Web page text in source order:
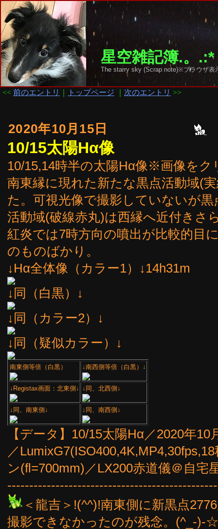
星空雑記簿.。
The starry sky (Scrap note)※ブラウザ
<< 前のエントリ トップページ 次のエントリ >>
2020年10月15日
10/15太陽Hα像
10/15,14時半の太陽Hα像※画像を
南東縁に現れた新たな黒点活動域(
た。可視光像で撮影していないが
活動域(破線赤丸)は西縁へ近付きさ
紅炎では7時方向の噴出が比較的目
のものばかり。
↓Hα全体像（カラー1）↓14h31m
↓同（白黒）↓
↓同（カラー2）↓
↓同（疑似カラー）↓
南東側等倍（白黒） ↓南西側等倍（白黒）↓
↓Registax画面：北東側↓ ↓同、北西側↓
↓同、南東側↓ ↓同、南西側↓
【データ】10/15太陽Hα／2020年
／
ン(fl=700mm)／LX200赤道儀＠自宅
＜龍吉＞!(^^)!南東側に新黒点
撮影できなかったのが残念。(^_-)-☆